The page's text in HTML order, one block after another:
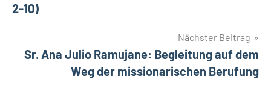
2-10)
Nächster Beitrag
Sr. Ana Julio Ramujane: Begleitung auf dem
Weg der missionarischen Berufung